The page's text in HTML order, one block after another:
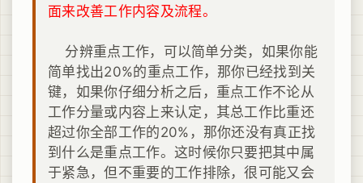
面来改善工作内容及流程。
分辨重点工作，可以简单分类，如果你能
简单找出20%的重点工作，那你已经找到关
键，如果你仔细分析之后，重点工作不论从
工作分量或内容上来认定，其总工作比重还
超过你全部工作的20%，那你还没有真正找
到什么是重点工作。这时候你只要把其中属
于紧急，但不重要的工作排除，很可能又会